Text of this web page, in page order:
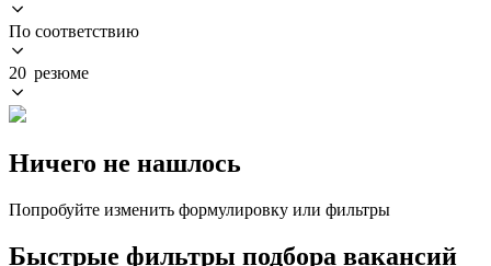
По соответствию
20 резюме
Ничего не нашлось
Попробуйте изменить формулировку или фильтры
Быстрые фильтры подбора вакансий